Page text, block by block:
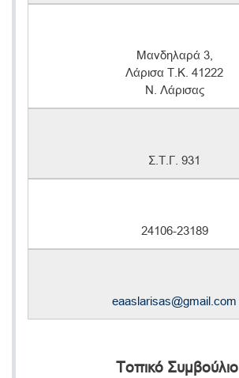
Μανδηλαρά 3,
Λάρισα Τ.Κ. 41222
Ν. Λάρισας
Σ.Τ.Γ. 931
24106-23189
eaaslarisas@gmail.com
Τοπικό Συμβούλιο